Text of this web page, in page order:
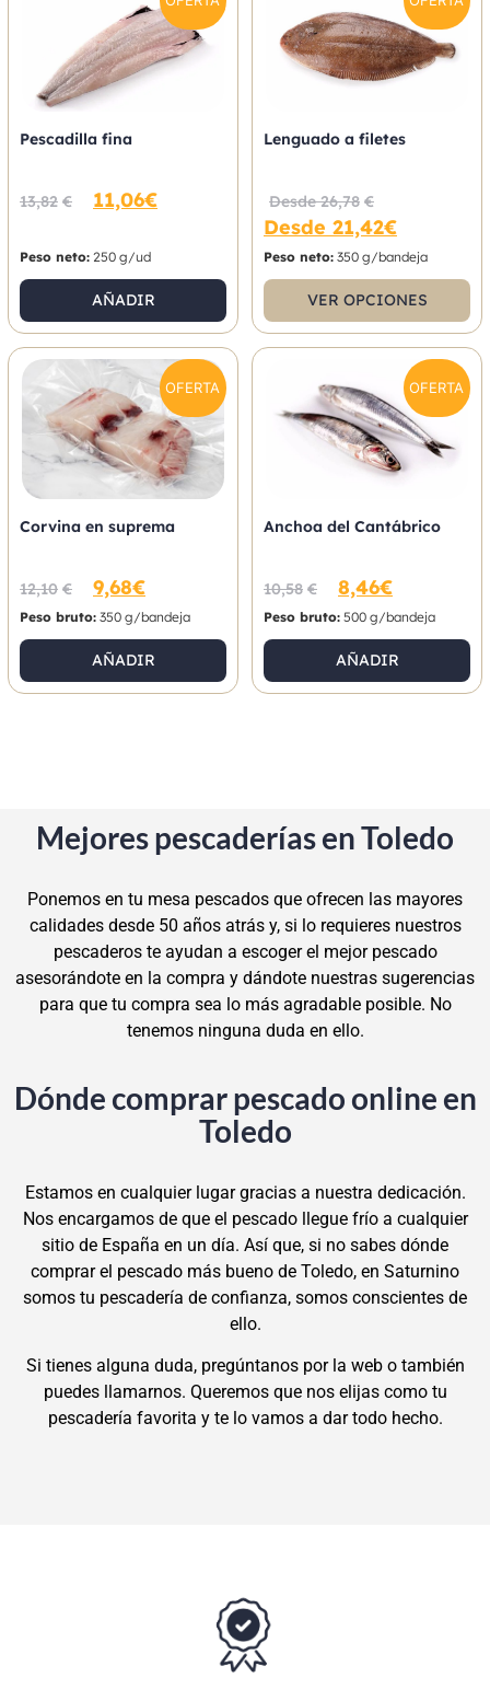
Pescadilla fina
13,82 € 11,06€
Peso neto: 250 g/ud
AÑADIR
Lenguado a filetes
Desde 26,78 €
Desde 21,42€
Peso neto: 350 g/bandeja
VER OPCIONES
OFERTA
Corvina en suprema
12,10 € 9,68€
Peso bruto: 350 g/bandeja
AÑADIR
OFERTA
Anchoa del Cantábrico
10,58 € 8,46€
Peso bruto: 500 g/bandeja
AÑADIR
Mejores pescaderías en Toledo
Ponemos en tu mesa pescados que ofrecen las mayores
calidades desde 50 años atrás y, si lo requieres nuestros
pescaderos te ayudan a escoger el mejor pescado
asesorándote en la compra y dándote nuestras sugerencias
para que tu compra sea lo más agradable posible. No
tenemos ninguna duda en ello.
Dónde comprar pescado online en
Toledo
Estamos en cualquier lugar gracias a nuestra dedicación.
Nos encargamos de que el pescado llegue frío a cualquier
sitio de España en un día. Así que, si no sabes dónde
comprar el pescado más bueno de Toledo, en Saturnino
somos tu pescadería de confianza, somos conscientes de
ello.
Si tienes alguna duda, pregúntanos por la web o también
puedes llamarnos. Queremos que nos elijas como tu
pescadería favorita y te lo vamos a dar todo hecho.